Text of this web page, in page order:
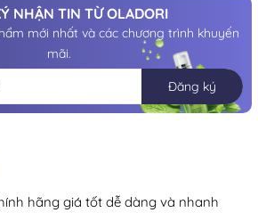
NHẬN TIN TỪ OLADORI
mới nhất và các chương trình khuyến
mãi.
Đăng ký
hãng giá tốt dễ dàng và nhanh